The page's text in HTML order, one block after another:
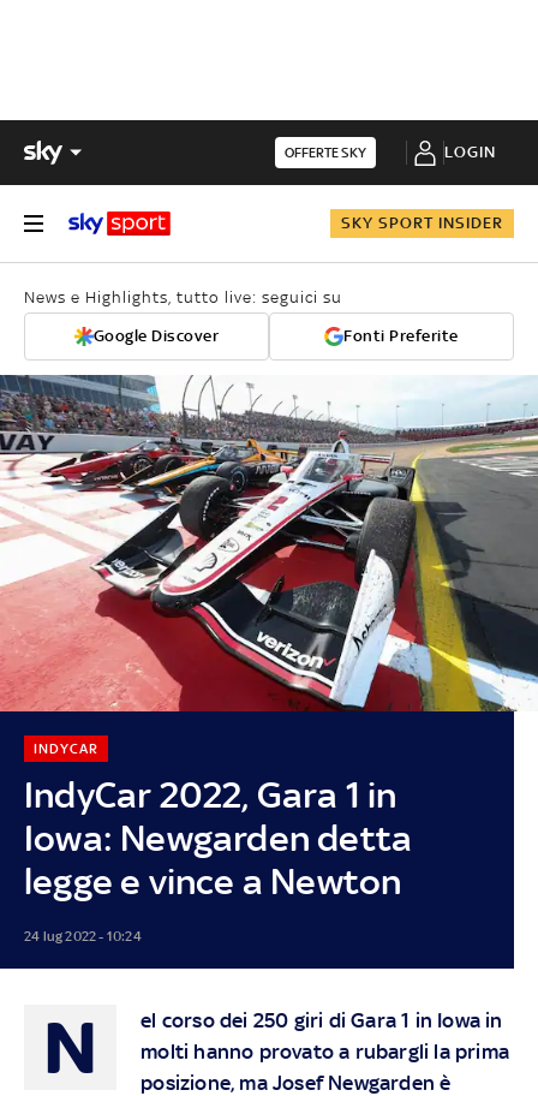
OFFERTE SKY LOGIN
SKY SPORT INSIDER
News e Highlights, tutto live: seguici su
Google Discover Fonti Preferite
IndyCar 2022, Gara 1 in
Iowa: Newgarden detta
legge e vince a Newton
INDYCAR
24 lug 2022 - 10:24
N
el corso dei 250 giri di Gara 1 in Iowa in
molti hanno provato a rubargli la prima
posizione, ma Josef Newgarden è